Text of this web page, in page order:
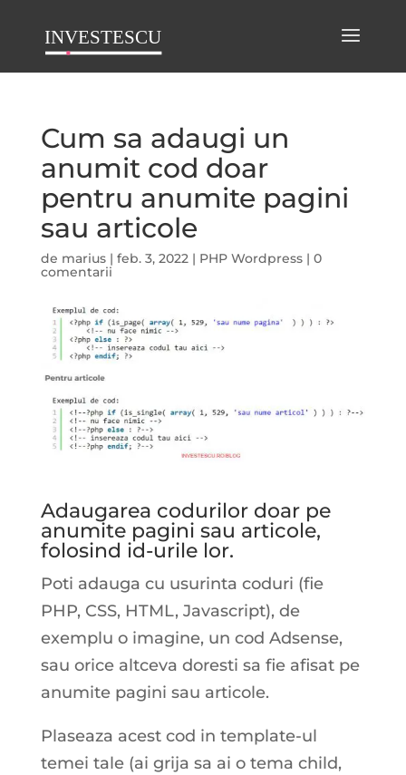
Cum sa adaugi un
anumit cod doar
pentru anumite pagini
sau articole
de marius| feb. 3, 2022| PHP Wordpress| 0
comentarii
Adaugarea codurilor doar pe
anumite pagini sau articole,
folosind id-urile lor.
Poti adauga cu usurinta coduri (fie
PHP, CSS, HTML, Javascript), de
exemplu o imagine, un cod Adsense,
sau orice altceva doresti sa fie afisat pe
anumite pagini sau articole.
Plaseaza acest cod in template-ul
temei tale (ai grija sa ai o tema child,